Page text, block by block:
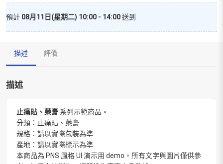
量
預計 08月11日(星期二) 10:00 - 14:00送到
描述 評價
描述
止痛貼、藥膏 系列示範商品。
分類：止痛貼、藥膏
規格：請以實際包裝為準
產地：請以實際標示為準
本商品為 PNS 風格 UI 演示用 demo，所有文字與圖片僅供參